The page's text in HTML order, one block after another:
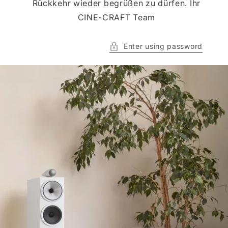
Rückkehr wieder begrüßen zu dürfen. Ihr
CINE-CRAFT Team
Enter using password